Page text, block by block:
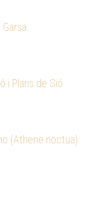
i Plans de Sió
(Athene noctua)